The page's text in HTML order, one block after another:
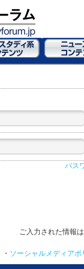
パス
ご入力された情報
・ ソーシャルメディアポ